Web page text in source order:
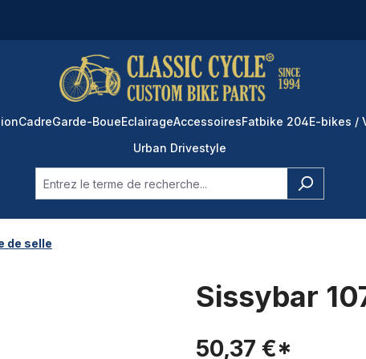
CadreGarde-BoueEclairageAccessoiresFatbike 204E-bikes /
Urban Drivestyle
de selle
Sissybar
50,37 €*